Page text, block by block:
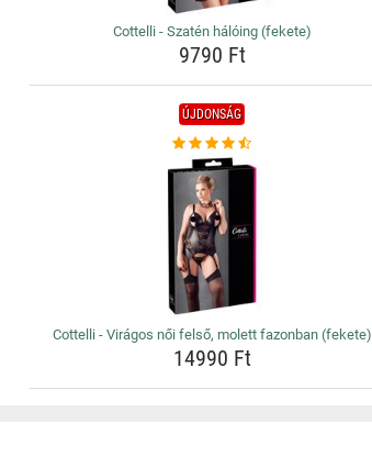
Cottelli - Szatén hálóing (fekete)
9790 Ft
ÚJDONSÁG
Cottelli - Virágos női felső, molett fazonban (fekete)
14990 Ft